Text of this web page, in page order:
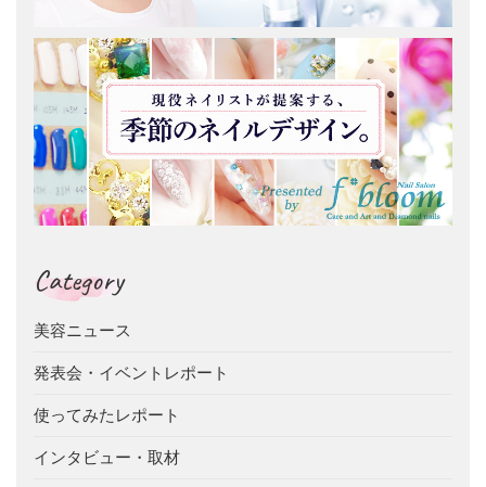
Category
美容ニュース
発表会・イベントレポート
使ってみたレポート
インタビュー・取材